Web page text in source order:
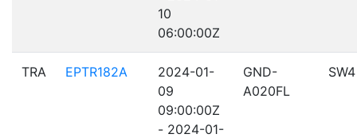
10
06:00:00Z
TRA EPTR182A
2024-01-
09
09:00:00Z
- 2024-01-
GND-
A020FL